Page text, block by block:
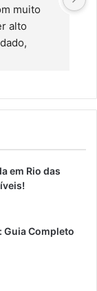
muito
alto
em Rio das
Guia Completo